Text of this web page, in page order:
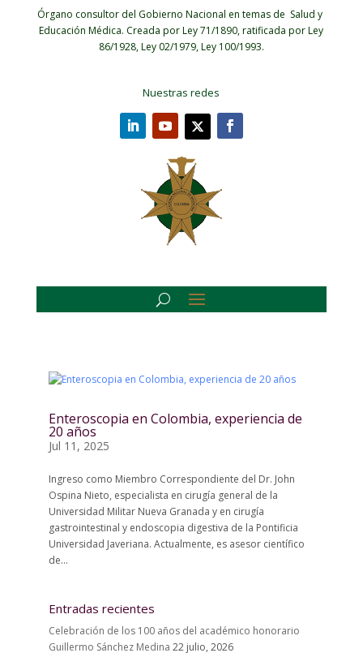
Órgano consultor del Gobierno Nacional en temas de Salud y
Educación Médica. Creada por Ley 71/1890, ratificada por Ley
86/1928, Ley 02/1979, Ley 100/1993.
Nuestras redes
Enteroscopia en Colombia, experiencia de
20 años
Jul 11, 2025
Ingreso como Miembro Correspondiente del Dr. John
Ospina Nieto, especialista en cirugía general de la
Universidad Militar Nueva Granada y en cirugía
gastrointestinal y endoscopia digestiva de la Pontificia
Universidad Javeriana. Actualmente, es asesor científico
de...
Entradas recientes
Celebración de los 100 años del académico honorario
Guillermo Sánchez Medina 22 julio, 2026